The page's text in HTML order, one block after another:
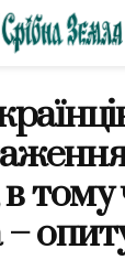
тому